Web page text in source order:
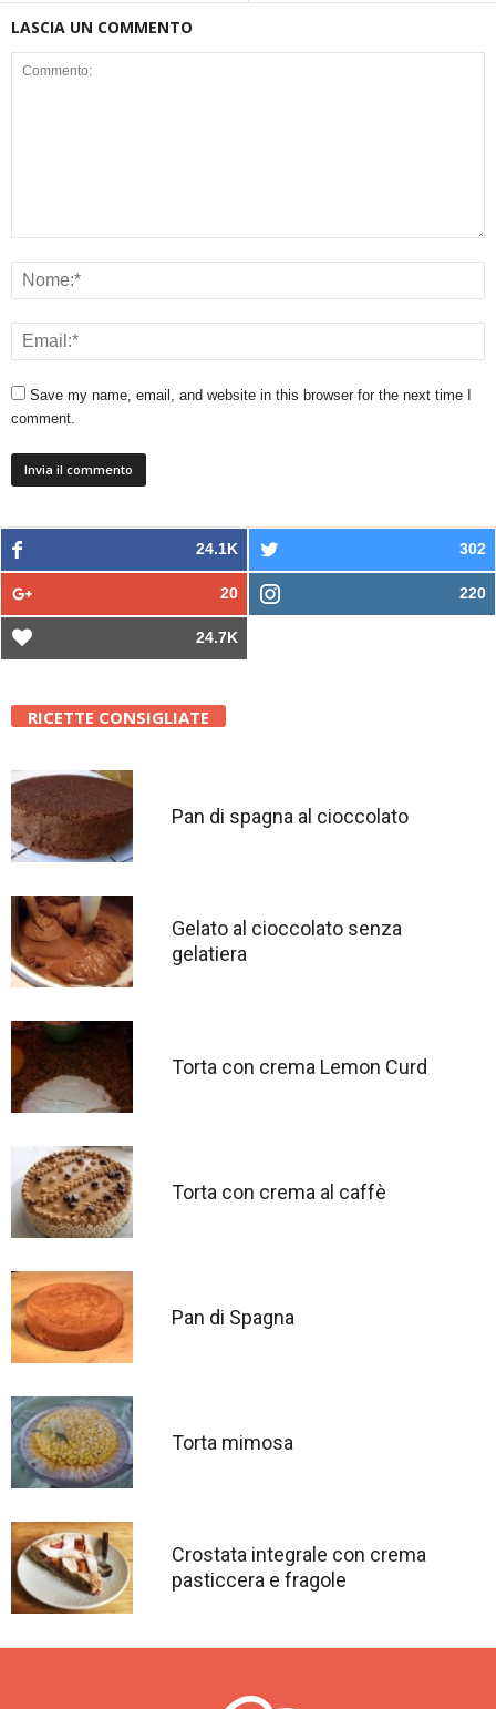
LASCIA UN COMMENTO
Save my name, email, and website in this browser for the next time I
comment.
24.1K 302
20 220
24.7K
RICETTE CONSIGLIATE
Pan di spagna al cioccolato
Gelato al cioccolato senza
gelatiera
Torta con crema Lemon Curd
Torta con crema al caffè
Pan di Spagna
Torta mimosa
Crostata integrale con crema
pasticcera e fragole